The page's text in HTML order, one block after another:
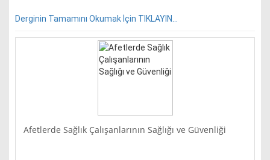
Derginin Tamamını Okumak İçin TIKLAYIN...
Afetlerde Sağlık Çalışanlarının Sağlığı ve Güvenliği